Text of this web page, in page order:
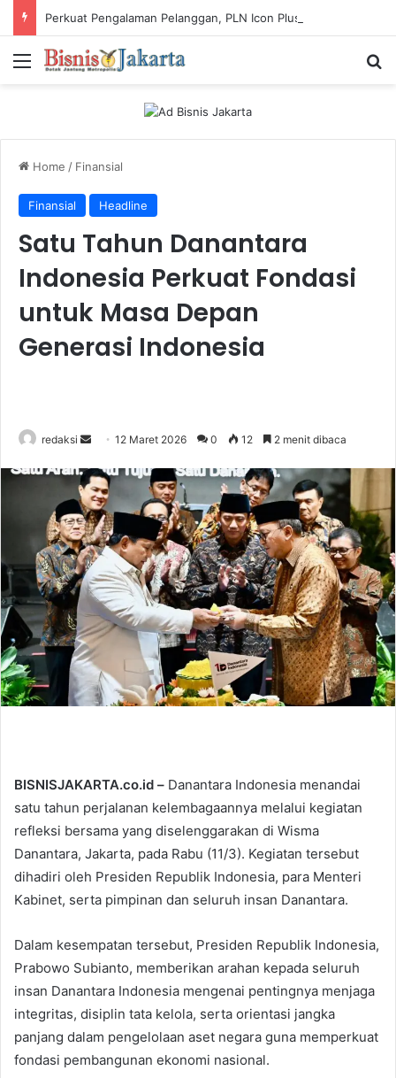
Menu
Home / Finansial
Finansial Headline
Satu Tahun Danantara
Indonesia Perkuat Fondasi
untuk Masa Depan
Generasi Indonesia
redaksi
n
d
a
n
e
m
i
l
12 Maret 2026 0 12 2 menit dibaca
BISNISJAKARTA.co.id – Danantara Indonesia menandai
satu tahun perjalanan kelembagaannya melalui kegiatan
refleksi bersama yang diselenggarakan di Wisma
Danantara, Jakarta, pada Rabu (11/3). Kegiatan tersebut
dihadiri oleh Presiden Republik Indonesia, para Menteri
Kabinet, serta pimpinan dan seluruh insan Danantara.
Dalam kesempatan tersebut, Presiden Republik Indonesia,
Prabowo Subianto, memberikan arahan kepada seluruh
insan Danantara Indonesia mengenai pentingnya menjaga
integritas, disiplin tata kelola, serta orientasi jangka
panjang dalam pengelolaan aset negara guna memperkuat
fondasi pembangunan ekonomi nasional.